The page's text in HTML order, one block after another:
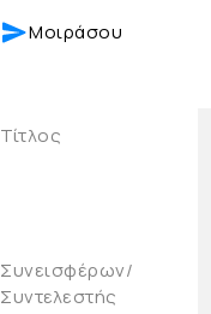
Μοιράσου
Τίτλος
Συνεισφέρων/
Συντελεστής